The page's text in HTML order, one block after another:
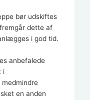
bør udskiftes
dette af
i god tid.
anbefalede
i
en anden